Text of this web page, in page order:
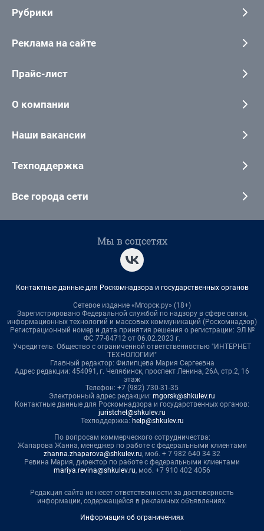
Рубрики
Реклама на сайте
Прайс-лист
О компании
Наши вакансии
Техподдержка
Все города сети
Мы в соцсетях
Контактные данные для Роскомнадзора и государственных органов
Сетевое издание «Мгорск.ру» (18+)
Зарегистрировано Федеральной службой по надзору в сфере связи,
информационных технологий и массовых коммуникаций (Роскомнадзор)
Регистрационный номер и дата принятия решения о регистрации: ЭЛ №
ФС 77-84712 от 06.02.2023 г.
Учредитель: Общество с ограниченной ответственностью "ИНТЕРНЕТ
ТЕХНОЛОГИИ"
Главный редактор: Филипцева Мария Сергеевна
Адрес редакции: 454091, г. Челябинск, проспект Ленина, 26А, стр.2, 16
этаж
Телефон: +7 (982) 730-31-35
Электронный адрес редакции: mgorsk@shkulev.ru
Контактные данные для Роскомнадзора и государственных органов:
juristchel@shkulev.ru
Техподдержка: help@shkulev.ru
По вопросам коммерческого сотрудничества:
Жапарова Жанна, менеджер по работе с федеральными клиентами
zhanna.zhaparova@shkulev.ru, моб. + 7 982 640 34 32
Ревина Мария, директор по работе с федеральными клиентами
mariya.revina@shkulev.ru, моб. +7 910 402 4056
Редакция сайта не несет ответственности за достоверность
информации, содержащейся в рекламных объявлениях.
Информация об ограничениях